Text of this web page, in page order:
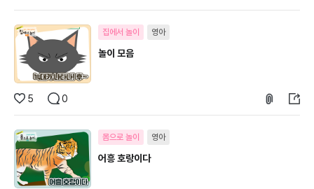
집에서 놀이 영아
놀이 모음
5 0
몸으로 놀이 영아
어흥 호랑이다